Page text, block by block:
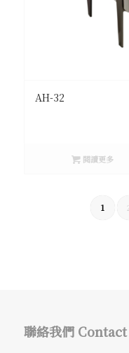
AH-32
閱讀更多
1
聯絡我們